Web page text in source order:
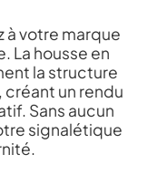
à votre marque
La housse en
la structure
créant un rendu
Sans aucun
signalétique